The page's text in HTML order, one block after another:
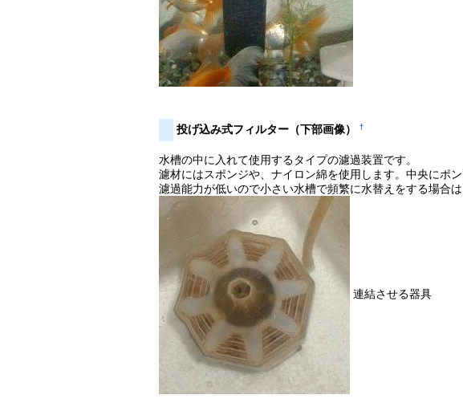
投げ込み式フィルター（下部画像） †
水槽の中に入れて使用するタイプの濾過装置です。
濾材にはスポンジや、ナイロン綿を使用します。中央にポ
濾過能力が低いので小さい水槽で頻繁に水替えをする場合
連結させる器具